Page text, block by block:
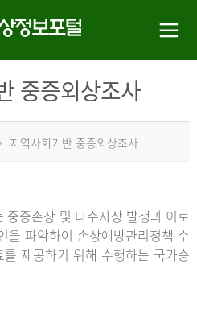
중증외상조사
지역사회기반 중증외상조사
중증손상 및 다수사상 발생과 이로
을 파악하여 손상예방관리정책 수
제공하기 위해 수행하는 국가승